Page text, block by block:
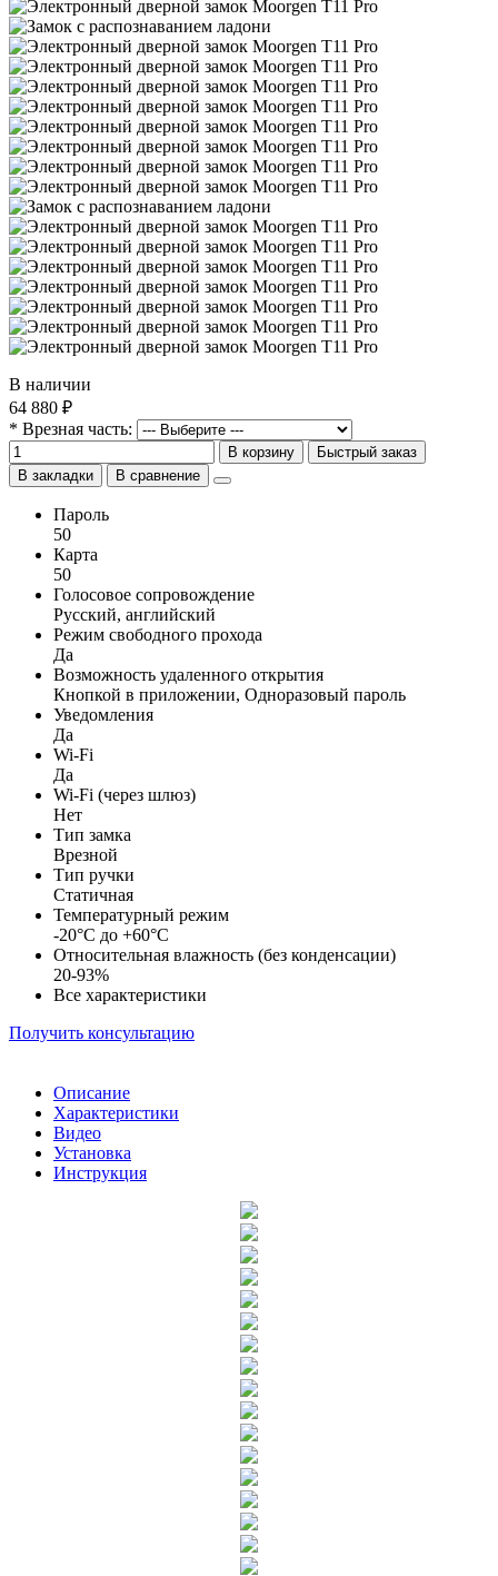
В наличии
64 880 ₽
* Врезная часть:
В корзину
Быстрый заказ
В закладки
В сравнение
Пароль
50
Карта
50
Голосовое сопровождение
Русский, английский
Режим свободного прохода
Да
Возможность удаленного открытия
Кнопкой в приложении, Одноразовый пароль
Уведомления
Да
Wi-Fi
Да
Wi-Fi (через шлюз)
Нет
Тип замка
Врезной
Тип ручки
Статичная
Температурный режим
-20°C до +60°C
Относительная влажность (без конденсации)
20-93%
Все характеристики
Получить консультацию
Описание
Характеристики
Видео
Установка
Инструкция